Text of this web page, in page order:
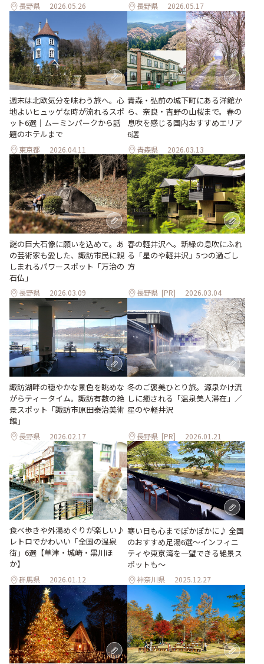
長野県 2026.05.26 長野県 2026.05.17
週末は北欧気分を味わう旅へ。心
地よいヒュッゲな時が流れるスポ
ット6選｜ムーミンパークから話
題のホテルまで
東京都 2026.04.11
青森・弘前の城下町にある洋館か
ら、奈良・吉野の山桜まで。春の
息吹を感じる国内おすすめエリア
6選
青森県 2026.03.13
謎の巨大石像に願いを込めて。あ
の芸術家も愛した、諏訪市民に親
しまれるパワースポット「万治の
石仏」
長野県 2026.03.09
春の軽井沢へ。新緑の息吹にふれ
る「星のや軽井沢」5つの過ごし
方
長野県 [PR] 2026.03.04
諏訪湖畔の穏やかな景色を眺めな
がらティータイム。諏訪有数の絶
景スポット「諏訪市原田泰治美術
館」
長野県 2026.02.17
冬のご褒美ひとり旅。源泉かけ流
しに癒される「温泉美人滞在」／
星のや軽井沢
長野県 [PR] 2026.01.21
食べ歩きや外湯めぐりが楽しい♪
レトロでかわいい「全国の温泉
街」6選【草津・城崎・黒川ほ
か】
群馬県 2026.01.12
寒い日も心までぽかぽかに♪ 全国
のおすすめ足湯6選～インフィニ
ティや東京湾を一望できる絶景ス
ポットも～
神奈川県 2025.12.27